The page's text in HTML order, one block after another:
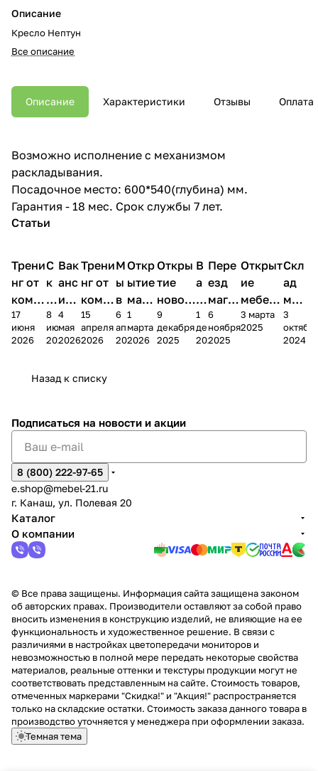
Описание
Кресло Нептун
Все описание
Описание Характеристики Отзывы Оплата
Возможно исполнение с механизмом
раскладывания.
Посадочное место: 600*540(глубина) мм.
Гарантия - 18 мес. Срок службы 7 лет.
Статьи
Трени
нг от
комп
ании
Мело
17
июня
2026
С
к
и
д
к
2
8
июня
2026
Вак
анс
ия в
Чеб
окс
4
мая
2026
Трени
нг от
комп
ании
Мело
15
апреля
2026
М
ы
в
М
А
6
апреля
2026
Откр
ытие
мага
зина
в
1
марта
2026
Откры
тие
новог
о
магаз
9
декабря
2025
В
а
к
а
н
1
декабря
2025
Пере
езд
магаз
ина в
г.
6
ноября
2025
Открыт
ие
мебель
ного
салона
3 марта
2025
Скл
ад
меб
ели
пер
3
2024
Назад к списку
Подписаться на новости и акции
8 (800) 222-97-65
e.shop@mebel-21.ru
г. Канаш, ул. Полевая 20
Каталог
О компании
© Все права защищены. Информация сайта защищена законом
об авторских правах. Производители оставляют за собой право
вносить изменения в конструкцию изделий, не влияющие на ее
функциональность и художественное решение. В связи с
различиями в настройках цветопередачи мониторов и
невозможностью в полной мере передать некоторые свойства
материалов, реальные оттенки и текстуры продукции могут не
соответствовать представленным на сайте. Стоимость товаров,
отмеченных маркерами "Скидка!" и "Акция!" распространяется
только на складские остатки. Стоимость заказа данного товара в
производство уточняется у менеджера при оформлении заказа.
Темная тема